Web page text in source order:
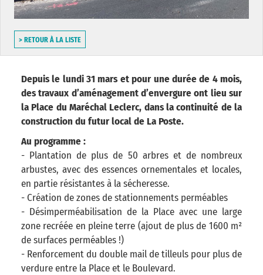
> RETOUR À LA LISTE
Depuis le lundi 31 mars et pour une durée de 4 mois,
des travaux d’aménagement d’envergure ont lieu sur
la Place du Maréchal Leclerc, dans la continuité de la
construction du futur local de La Poste.
Au programme :
- Plantation de plus de 50 arbres et de nombreux
arbustes, avec des essences ornementales et locales,
en partie résistantes à la sécheresse.
- Création de zones de stationnements perméables
- Désimperméabilisation de la Place avec une large
zone recréée en pleine terre (ajout de plus de 1600 m²
de surfaces perméables !)
- Renforcement du double mail de tilleuls pour plus de
verdure entre la Place et le Boulevard.